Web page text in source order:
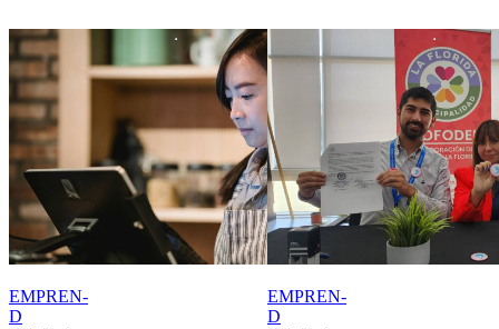
ético y
responsable para
un futuro más
inteligente,
sostenible.
desarrollo
personal y
profesional.
EMPREN-
D
EMPREN-
D